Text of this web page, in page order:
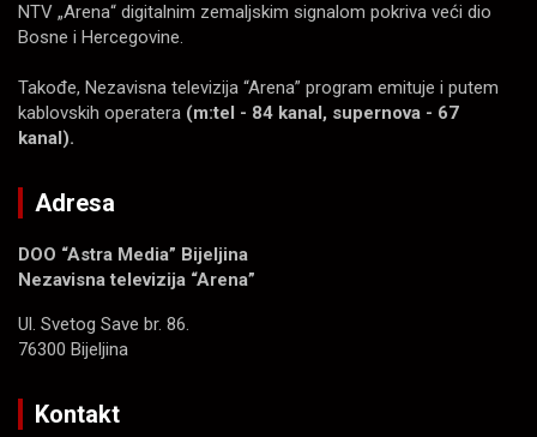
NTV „Arena“ digitalnim zemaljskim signalom pokriva veći dio
Bosne i Hercegovine.
Takođe, Nezavisna televizija “Arena” program emituje i putem
kablovskih operatera (m:tel - 84 kanal, supernova - 67
kanal).
Adresa
DOO “Astra Media” Bijeljina
Nezavisna televizija “Arena”
Ul. Svetog Save br. 86.
76300 Bijeljina
Kontakt